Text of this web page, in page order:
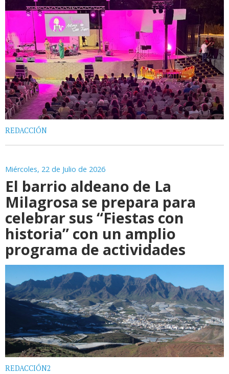
REDACCIÓN
Miércoles, 22 de Julio de 2026
El barrio aldeano de La
Milagrosa se prepara para
celebrar sus “Fiestas con
historia” con un amplio
programa de actividades
REDACCIÓN2